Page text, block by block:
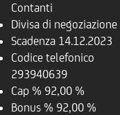
Contanti
Divisa di negoziazione
Scadenza 14.12.2023
Codice telefonico
293940639
Cap % 92,00 %
Bonus % 92,00 %